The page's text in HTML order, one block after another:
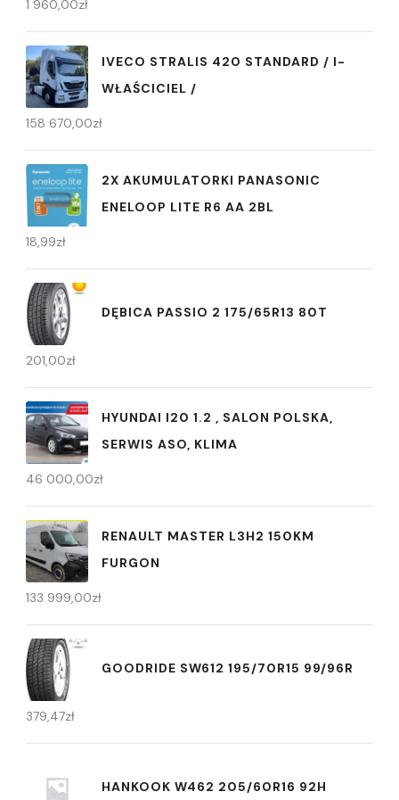
1 960,00zł
IVECO STRALIS 420 STANDARD / I-
WŁAŚCICIEL /
158 670,00zł
2X AKUMULATORKI PANASONIC
ENELOOP LITE R6 AA 2BL
18,99zł
DĘBICA PASSIO 2 175/65R13 80T
201,00zł
HYUNDAI I20 1.2 , SALON POLSKA,
SERWIS ASO, KLIMA
46 000,00zł
RENAULT MASTER L3H2 150KM
FURGON
133 999,00zł
GOODRIDE SW612 195/70R15 99/96R
379,47zł
HANKOOK W462 205/60R16 92H